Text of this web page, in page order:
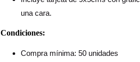
una cara.
Condiciones:
Compra mínima: 50 unidades